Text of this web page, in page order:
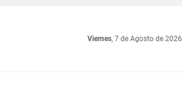
Viernes, 7 de Agosto de 2026